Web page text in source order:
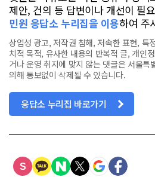
제안, 건의 등 답변이나 개선이 필
민원 응답소 누리집을 이용하여 주
상업성 광고, 저작권 침해, 저속한 표현, 특
치적 목적, 유사한 내용의 반복적 글, 개인
거나 운영 취지에 맞지 않는 댓글은 서울특
의해 통보없이 삭제될 수 있습니다.
응답소 누리집 바로가기